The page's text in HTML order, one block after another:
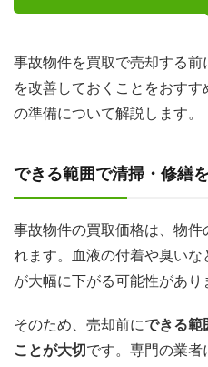
事故物件を買取で売却する
を改善しておくことをおす
の準備について解説します。
できる範囲で清掃・修繕
事故物件の買取価格は、物件
れます。血液の付着や臭い
が大幅に下がる可能性があり
そのため、売却前にできる範
ことが大切 です。専門の業者